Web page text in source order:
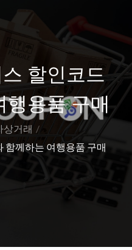
할인코드
행용품 구매
상거래
함께하는 여행용품 구매